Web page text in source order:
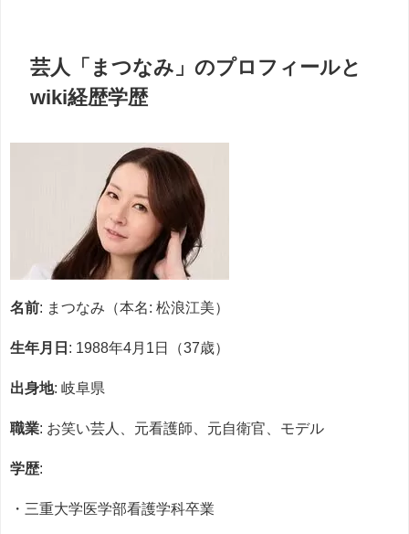
芸人「まつなみ」のプロフィールと
wiki経歴学歴
名前: まつなみ（本名: 松浪江美）
生年月日 : 1988年4月1日（37歳）
出身地: 岐阜県
職業: お笑い芸人、元看護師、元自衛官、モデル
学歴:
・三重大学医学部看護学科卒業